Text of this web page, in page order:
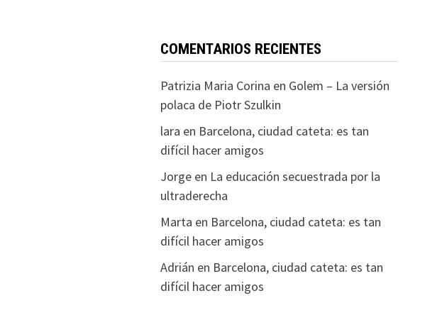
COMENTARIOS RECIENTES
Patrizia Maria Corina en Golem – La versión
polaca de Piotr Szulkin
lara en Barcelona, ciudad cateta: es tan
difícil hacer amigos
Jorgeen La educación secuestrada por la
ultraderecha
Marta en Barcelona, ciudad cateta: es tan
difícil hacer amigos
Adrián en Barcelona, ciudad cateta: es tan
difícil hacer amigos